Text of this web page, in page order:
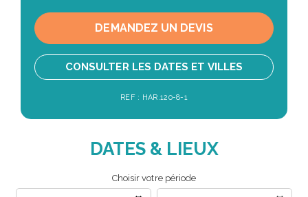
DEMANDEZ UN DEVIS
CONSULTER LES DATES ET VILLES
REF : HAR.120-8-1
DATES & LIEUX
Choisir votre période